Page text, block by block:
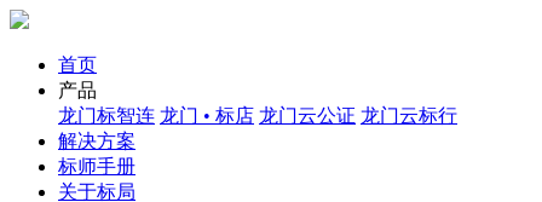
首页
产品
龙门标智连 龙门 • 标店 龙门云公证 龙门云标行
解决方案
标师手册
关于标局